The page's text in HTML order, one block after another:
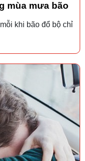
mùa mưa bão
khi bão đổ bộ chỉ